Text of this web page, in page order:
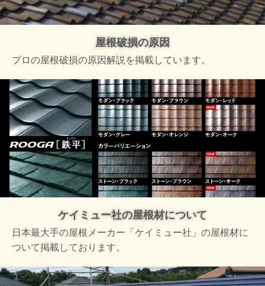
屋根破損の原因
プロの屋根破損の原因解説を掲載しています。
ケイミュー社の屋根材について
日本最大手の屋根メーカー「ケイミュー社」の屋根材に
ついて掲載しております。